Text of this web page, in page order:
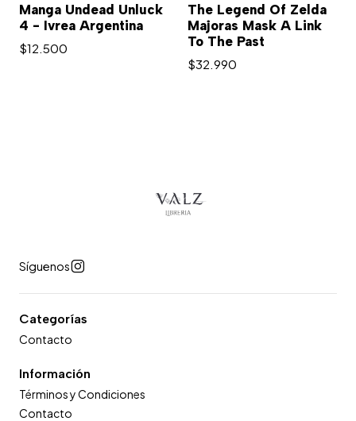
Manga Undead Unluck
4 - Ivrea Argentina
$12.500
The Legend Of Zelda
Majoras Mask A Link
To The Past
$32.990
Síguenos
Categorías
Contacto
Información
Términos y Condiciones
Contacto